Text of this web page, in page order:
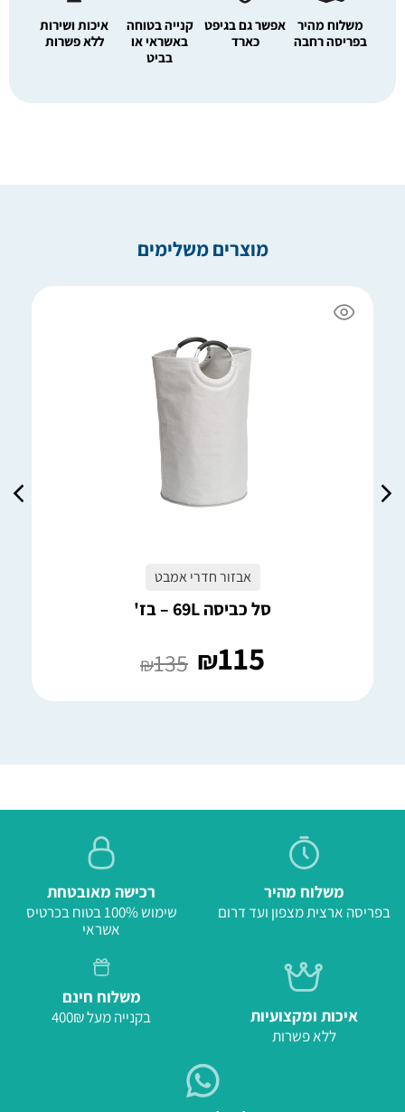
משלוח מהיר
בפריסה רחבה
אפשר גם בגיפט
כארד
קנייה בטוחה
באשראי או
בביט
איכות ושירות
ללא פשרות
מוצרים משלימים
אבזור חדרי אמבט
סל כביסה 69L – בז'
₪115
₪135
משלוח מהיר
בפריסה ארצית מצפון ועד דרום
רכישה מאובטחת
שימוש 100% בטוח בכרטיס
אשראי
איכות ומקצועיות
ללא פשרות
משלוח חינם
בקנייה מעל 400₪